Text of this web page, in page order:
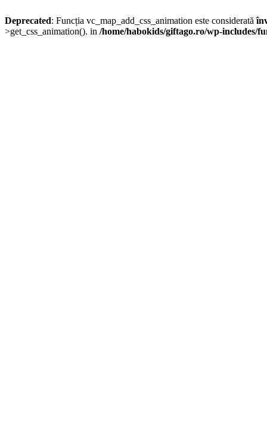
Deprecated: Funcția vc_map_add_css_animation este considerată
>get_css_animation(). in /home/habokids/giftago.ro/wp-includes/